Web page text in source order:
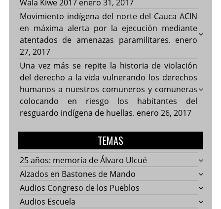
Wala Kiwe 2017 enero 31, 2017
Movimiento indígena del norte del Cauca ACIN
en máxima alerta por la ejecución mediante
atentados de amenazas paramilitares. enero
27, 2017
Una vez más se repite la historia de violación
del derecho a la vida vulnerando los derechos
humanos a nuestros comuneros y comuneras
colocando en riesgo los habitantes del
resguardo indígena de huellas. enero 26, 2017
TEMAS
25 años: memoría de Álvaro Ulcué
Alzados en Bastones de Mando
Audios Congreso de los Pueblos
Audios Escuela